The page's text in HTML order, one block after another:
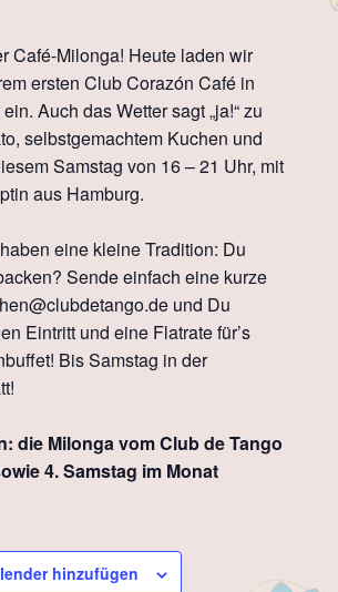
Café-Milonga! Heute laden wir
ersten Club Corazón Café in
Auch das Wetter sagt „ja!“ zu
selbstgemachtem Kuchen und
Samstag von 16 – 21 Uhr, mit
aus Hamburg.
eine kleine Tradition: Du
Sende einfach eine kurze
und Du
Eintritt und eine Flatrate für’s
Bis Samstag in der
die Milonga vom Club de Tango
4. Samstag im Monat
hinzufügen